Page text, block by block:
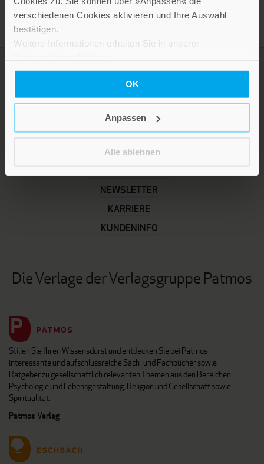
verschiedenen Cookies aktivieren und Ihre Auswahl
bestätigen.
Weitere Informationen erhalten Sie in unserer
OK
Anpassen
Alle ablehnen
NEWSLETTER
KARRIERE
KUNDENINFO
Die Verlage der Verlagsgruppe Patmos
Stillen Sie Ihren Wissensdurst und entdecken Sie bei Patmos
interessante und aufschlussreiche Sach- und Fachbücher sowie
Ratgeber zu gesellschaftlich relevanten Themen aus den Bereichen
Psychologie und Lebensgestaltung, Religion und Gesellschaft sowie
Spiritualität.
Patmos Verlag